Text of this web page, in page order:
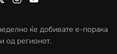
ќе добивате е-порака
од регионот.